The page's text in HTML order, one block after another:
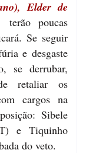
Elder de
terão poucas
Se seguir
e desgaste
se derrubar,
retaliar os
cargos na
Sibele
e Tiquinho
do veto.